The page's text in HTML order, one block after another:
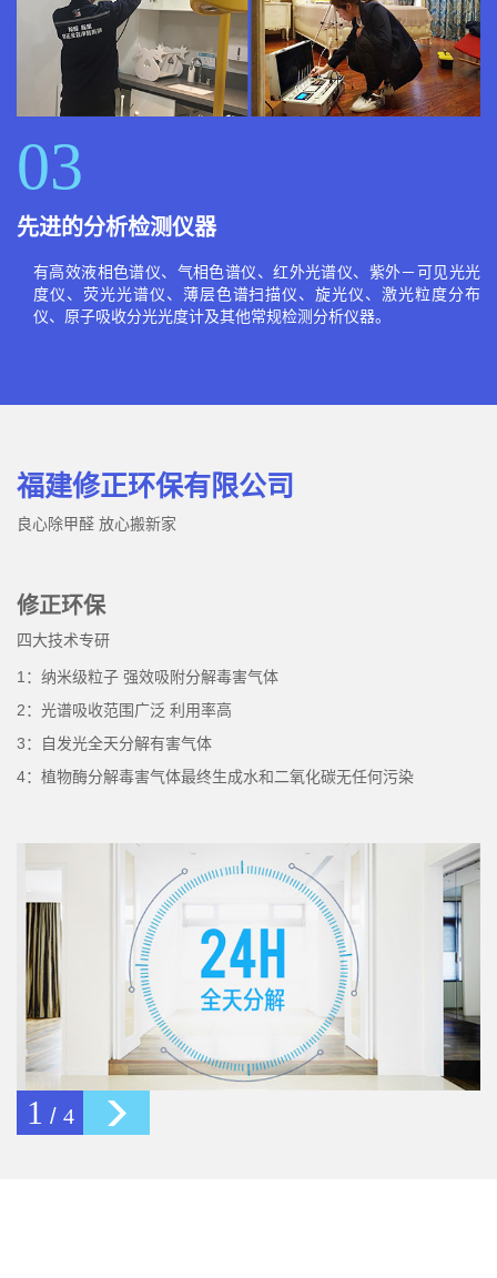
03
先进的分析检测仪器
有高效液相色谱仪、气相色谱仪、红外光谱仪、紫外－可见光光
度仪、荧光光谱仪、薄层色谱扫描仪、旋光仪、激光粒度分布
仪、原子吸收分光光度计及其他常规检测分析仪器。
福建修正环保有限公司
良心除甲醛 放心搬新家
修正环保
四大技术专研
1：纳米级粒子 强效吸附分解毒害气体
2：光谱吸收范围广泛 利用率高
3：自发光全天分解有害气体
4：植物酶分解毒害气体最终生成水和二氧化碳无任何污染
2 / 4